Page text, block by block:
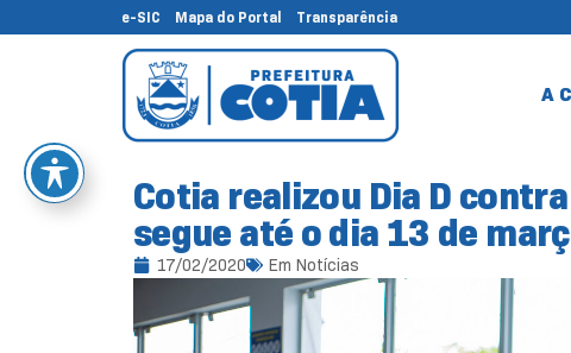
e-SIC Mapa do Portal Transparência
A
Cotia realizou Dia D
segue até o dia 13 de
17/02/2020 Em Notícias